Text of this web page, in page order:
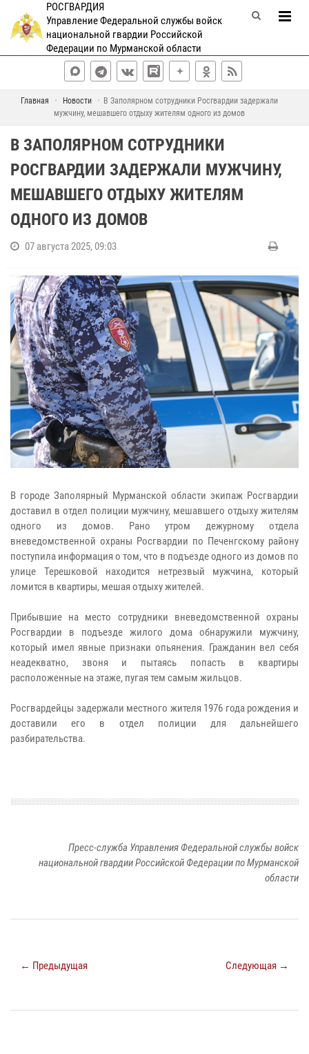
РОСГВАРДИЯ
Управление Федеральной службы войск
национальной гвардии Российской
Федерации по Мурманской области
Главная Новости
В Заполярном сотрудники Росгвардии задержали
мужчину, мешавшего отдыху жителям одного из домов
В ЗАПОЛЯРНОМ СОТРУДНИКИ
РОСГВАРДИИ ЗАДЕРЖАЛИ МУЖЧИНУ,
МЕШАВШЕГО ОТДЫХУ ЖИТЕЛЯМ
ОДНОГО ИЗ ДОМОВ
07 августа 2025, 09:03
В городе Заполярный Мурманской области экипаж Росгвардии
доставил в отдел полиции мужчину, мешавшего отдыху жителям
одного из домов. Рано утром дежурному отдела
вневедомственной охраны Росгвардии по Печенгскому району
поступила информация о том, что в подъезде одного из домов по
улице Терешковой находится нетрезвый мужчина, который
ломится в квартиры, мешая отдыху жителей.
Прибывшие на место сотрудники вневедомственной охраны
Росгвардии в подъезде жилого дома обнаружили мужчину,
который имел явные признаки опьянения. Гражданин вел себя
неадекватно, звоня и пытаясь попасть в квартиры
расположенные на этаже, пугая тем самым жильцов.
Росгвардейцы задержали местного жителя 1976 года рождения и
доставили его в отдел полиции для дальнейшего
разбирательства.
Пресс-служба Управления Федеральной службы войск
национальной гвардии Российской Федерации по Мурманской
области
← Предыдущая Следующая →